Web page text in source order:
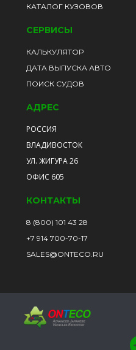
КАТАЛОГ КУЗОВОВ
СЕРВИСЫ
КАЛЬКУЛЯТОР
ДАТА ВЫПУСКА АВТО
ПОИСК СУДОВ
АДРЕС
РОССИЯ
ВЛАДИВОСТОК
УЛ. ЖИГУРА 26
ОФИС 605
КОНТАКТЫ
8 (800) 101 43 28
+7 914 700-70-17
SALES@ONTECO.RU